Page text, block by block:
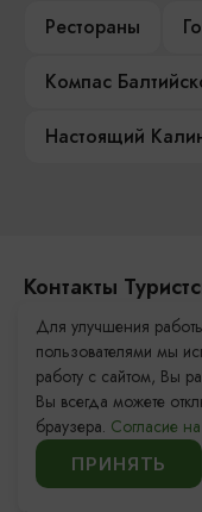
Рестораны
Компас
Настоящий
Контакты
+7 (4012)
8 (800)
info@visit-
Для улучшения
пользователями мы
работу с сайтом, Вы
Вы всегда можете
браузера. Согласие
ПРИНЯТЬ